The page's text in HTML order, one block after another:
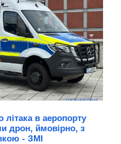
літака в аеропорту
дрон, ймовірно, з
- ЗМІ